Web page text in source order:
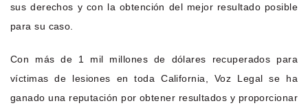
sus derechos y con la obtención del mejor resultado posible
para su caso.
Con más de 1 mil millones de dólares recuperados para
víctimas de lesiones en toda California, Voz Legal se ha
ganado una reputación por obtener resultados y proporcionar